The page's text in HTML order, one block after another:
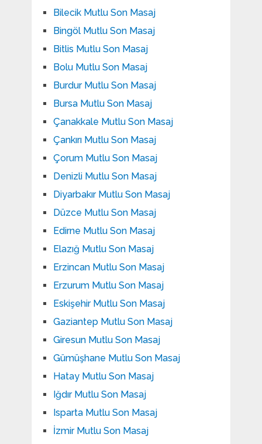
Bilecik Mutlu Son Masaj
Bingöl Mutlu Son Masaj
Bitlis Mutlu Son Masaj
Bolu Mutlu Son Masaj
Burdur Mutlu Son Masaj
Bursa Mutlu Son Masaj
Çanakkale Mutlu Son Masaj
Çankırı Mutlu Son Masaj
Çorum Mutlu Son Masaj
Denizli Mutlu Son Masaj
Diyarbakır Mutlu Son Masaj
Düzce Mutlu Son Masaj
Edirne Mutlu Son Masaj
Elazığ Mutlu Son Masaj
Erzincan Mutlu Son Masaj
Erzurum Mutlu Son Masaj
Eskişehir Mutlu Son Masaj
Gaziantep Mutlu Son Masaj
Giresun Mutlu Son Masaj
Gümüşhane Mutlu Son Masaj
Hatay Mutlu Son Masaj
Iğdır Mutlu Son Masaj
Isparta Mutlu Son Masaj
İzmir Mutlu Son Masaj